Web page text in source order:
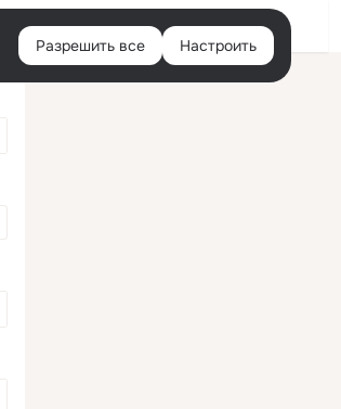
Войти
Разрешить все Настроить